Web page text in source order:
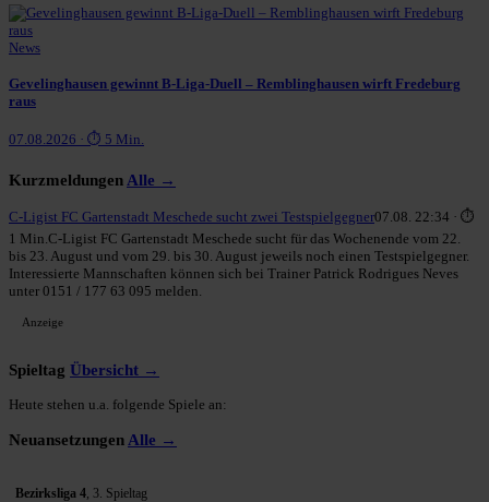
News
Gevelinghausen gewinnt B-Liga-Duell – Remblinghausen wirft Fredeburg
raus
07.08.2026 · ⏱ 5 Min.
Kurzmeldungen Alle →
C-Ligist FC Gartenstadt Meschede sucht zwei Testspielgegner07.08. 22:34 · ⏱
1 Min. C-Ligist FC Gartenstadt Meschede sucht für das Wochenende vom 22.
bis 23. August und vom 29. bis 30. August jeweils noch einen Testspielgegner.
Interessierte Mannschaften können sich bei Trainer Patrick Rodrigues Neves
unter 0151 / 177 63 095 melden.
Anzeige
Spieltag Übersicht →
Heute stehen u.a. folgende Spiele an:
Neuansetzungen Alle →
Bezirksliga 4 , 3. Spieltag